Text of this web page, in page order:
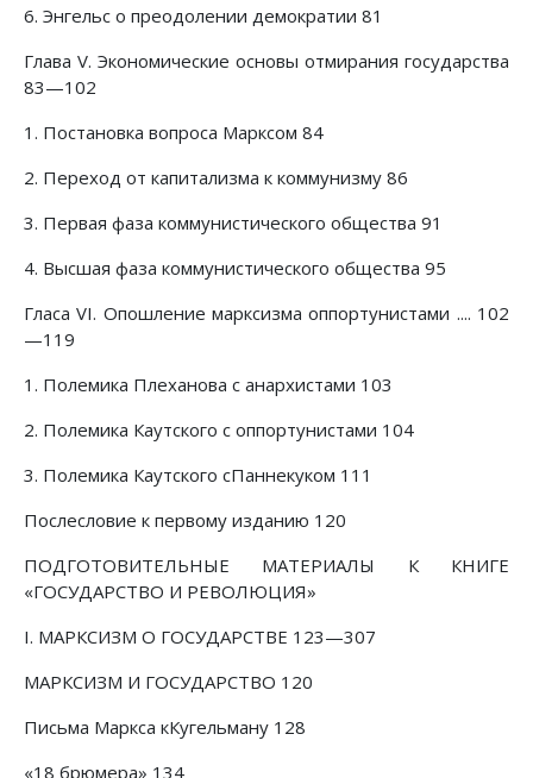
6. Энгельс о преодолении демократии 81
Глава V. Экономические основы отмирания государства
83—102
1. Постановка вопроса Марксом 84
2. Переход от капитализма к коммунизму 86
3. Первая фаза коммунистического общества 91
4. Высшая фаза коммунистического общества 95
Гласа VI. Опошление марксизма оппортунистами .... 102
—119
1. Полемика Плеханова с анархистами 103
2. Полемика Каутского с оппортунистами 104
3. Полемика Каутского сПаннекуком 111
Послесловие к первому изданию 120
ПОДГОТОВИТЕЛЬНЫЕ МАТЕРИАЛЫ К КНИГЕ
«ГОСУДАРСТВО И РЕВОЛЮЦИЯ»
I. МАРКСИЗМ О ГОСУДАРСТВЕ 123—307
МАРКСИЗМ И ГОСУДАРСТВО 120
Письма Маркса кКугельману 128
«18 брюмера» 134